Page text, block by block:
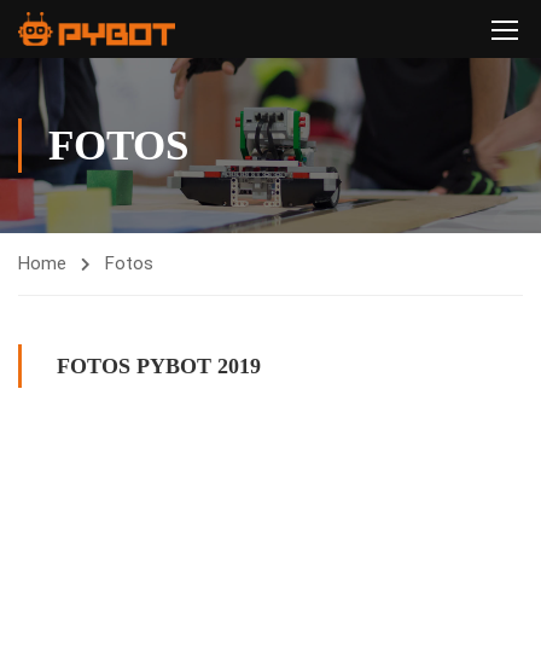
FOTOS
Home Fotos
FOTOS PYBOT 2019